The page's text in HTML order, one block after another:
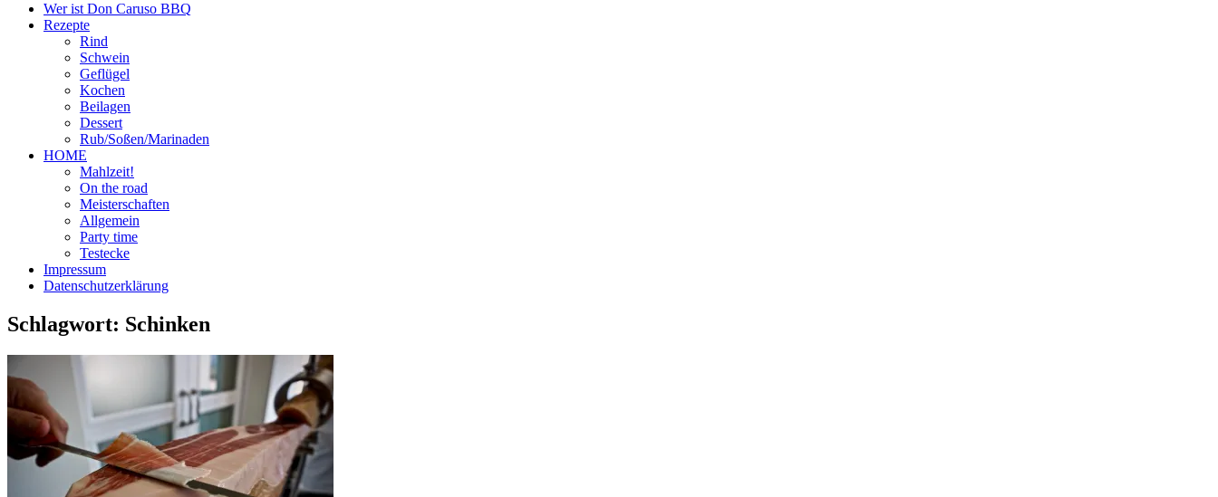
Wer ist Don Caruso BBQ
Rezepte
Rind
Schwein
Geflügel
Kochen
Beilagen
Dessert
Rub/Soßen/Marinaden
HOME
Mahlzeit!
On the road
Meisterschaften
Allgemein
Party time
Testecke
Impressum
Datenschutzerklärung
Schlagwort: Schinken